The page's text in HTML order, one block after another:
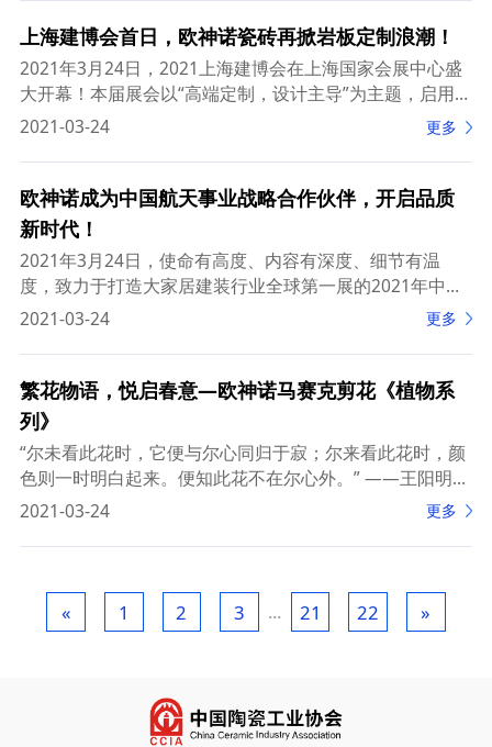
上海建博会首日，欧神诺瓷砖再掀岩板定制浪潮！
2021年3月24日，2021上海建博会在上海国家会展中心盛
大开幕！本届展会以“高端定制，设计主导”为主题，启用5
大主题展馆，总体规模达16万平方米，吸引了全国超过
2021-03-24 更多
欧神诺成为中国航天事业战略合作伙伴，开启品质
新时代！
2021年3月24日，使命有高度、内容有深度、细节有温
度，致力于打造大家居建装行业全球第一展的2021年中国
建博会（上海）正式开展，一线品牌汇聚上海，演绎时尚
2021-03-24 更多
繁花物语，悦启春意—欧神诺马赛克剪花《植物系
列》
“尔未看此花时，它便与尔心同归于寂；尔来看此花时，颜
色则一时明白起来。便知此花不在尔心外。” ——王阳明的
《传习录》 图片来源于网络 万物有灵性，寄情树
2021-03-24 更多
« 1 2 3 ... 21 22 »